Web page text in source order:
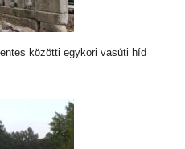
közötti egykori vasúti híd